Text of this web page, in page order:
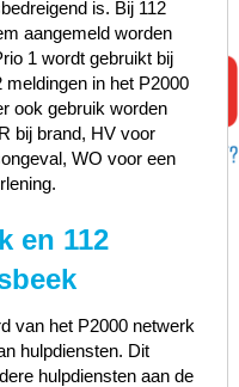
is. Bij 112
aangemeld worden
1 wordt gebruikt bij
in het P2000
ook gebruik worden
bij brand, HV voor
WO voor een
en 112
van het P2000 netwerk
hulpdiensten. Dit
hulpdiensten aan de